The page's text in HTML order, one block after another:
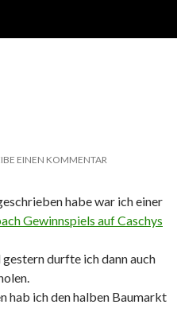
EINEN KOMMENTAR
habe war ich einer
Gewinnspiels auf Caschys
durfte ich dann auch
hab ich den halben Baumarkt